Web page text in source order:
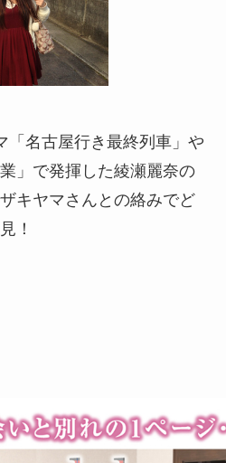
「名古屋行き最終列車」や
」で発揮した綾瀬麗奈の
キヤマさんとの絡みでど
！